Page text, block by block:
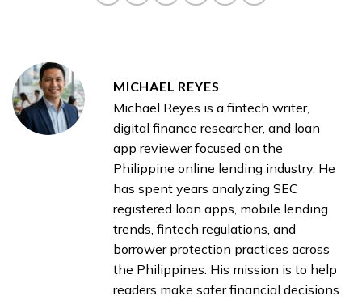
MICHAEL REYES
Michael Reyes is a fintech writer,
digital finance researcher, and loan
app reviewer focused on the
Philippine online lending industry. He
has spent years analyzing SEC
registered loan apps, mobile lending
trends, fintech regulations, and
borrower protection practices across
the Philippines. His mission is to help
readers make safer financial decisions